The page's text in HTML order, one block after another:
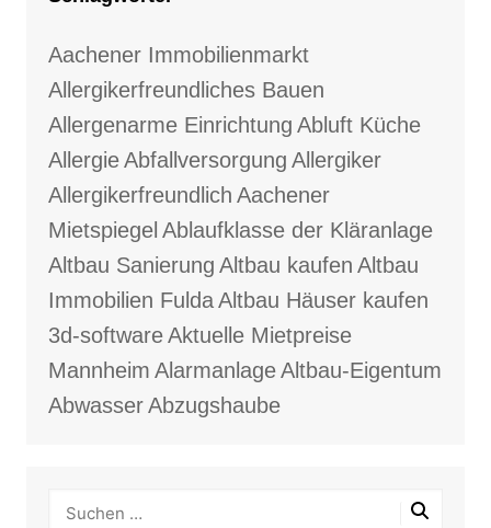
Aachener Immobilienmarkt
Allergikerfreundliches Bauen
Allergenarme Einrichtung Abluft Küche
AllergieAbfallversorgung Allergiker
Allergikerfreundlich Aachener
Mietspiegel Ablaufklasse der Kläranlage
Altbau Sanierung Altbau kaufen Altbau
Immobilien FuldaAltbau Häuser kaufen
3d-softwareAktuelle Mietpreise
Mannheim AlarmanlageAltbau-Eigentum
AbwasserAbzugshaube